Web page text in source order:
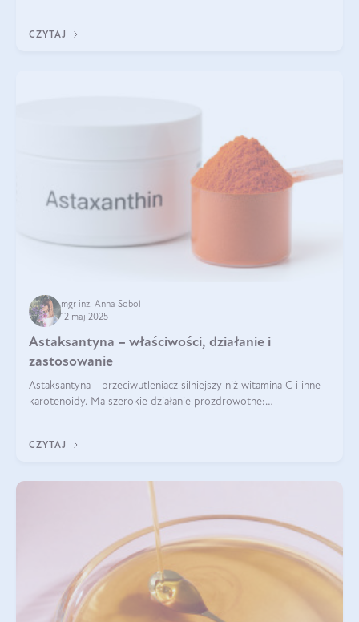
CZYTAJ
mgr inż. Anna Sobol
12 maj 2025
Astaksantyna – właściwości, działanie i
zastosowanie
Astaksantyna - przeciwutleniacz silniejszy niż witamina C i inne
karotenoidy. Ma szerokie działanie prozdrowotne:
CZYTAJ